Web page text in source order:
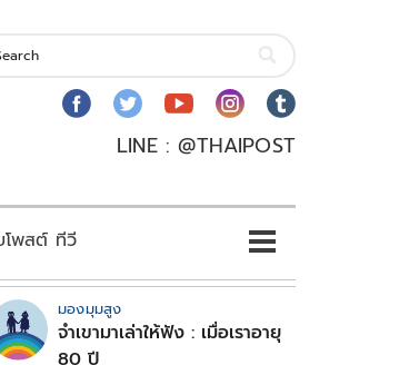
LINE : @THAIPOST
โพสต์ ทีวี
มองมุมสูง
จำเขามาเล่าให้ฟัง : เมื่อเราอายุ
80 ปี